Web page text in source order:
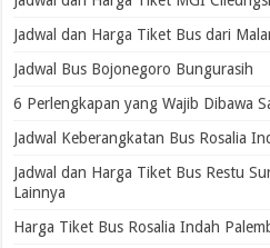
Jadwal dan Harga Tiket Bus dari
Jadwal Bus Bojonegoro Bungurasih
6 Perlengkapan yang Wajib Dibawa
Jadwal Keberangkatan Bus Rosalia
Jadwal dan Harga Tiket Bus Restu
Lainnya
Harga Tiket Bus Rosalia Indah